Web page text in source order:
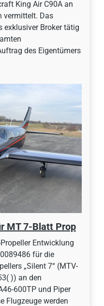
King Air C90A an
vermittelt. Das
exklusiver Broker tätig
des Eigentümers
MT 7-Blatt Prop
Entwicklung
für die
„Silent 7“ (MTV-
)) an den
600TP und Piper
Flugzeuge werden